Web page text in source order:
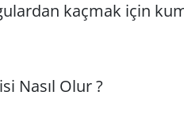
kaçmak için
Nasıl Olur ?